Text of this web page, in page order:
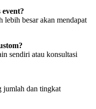
besar akan mendapat
sendiri atau konsultasi
jumlah dan tingkat